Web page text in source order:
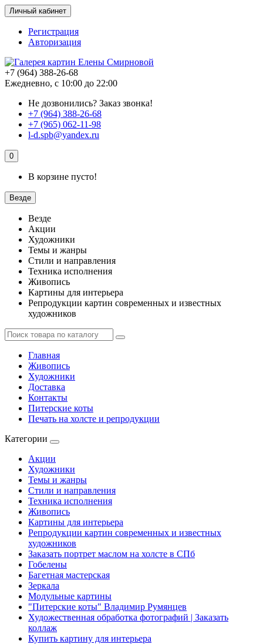
Личный кабинет
Регистрация
Авторизация
+7 (964) 388-26-68
Ежедневно, с 10:00 до 22:00
Не дозвонились? Заказ звонка!
+7 (964) 388-26-68
+7 (965) 062-11-98
l-d.spb@yandex.ru
0
В корзине пусто!
Везде
Везде
Акции
Художники
Темы и жанры
Стили и направления
Техника исполнения
Живопись
Картины для интерьера
Репродукции картин современных и известных
художников
Главная
Живопись
Художники
Доставка
Контакты
Питерские коты
Печать на холсте и репродукции
Категории
Акции
Художники
Темы и жанры
Стили и направления
Техника исполнения
Живопись
Картины для интерьера
Репродукции картин современных и известных
художников
Заказать портрет маслом на холсте в СПб
Гобелены
Багетная мастерская
Зеркала
Модульные картины
"Питерские коты" Владимир Румянцев
Художественная обработка фотографий | Заказать
коллаж
Купить картину для интерьера